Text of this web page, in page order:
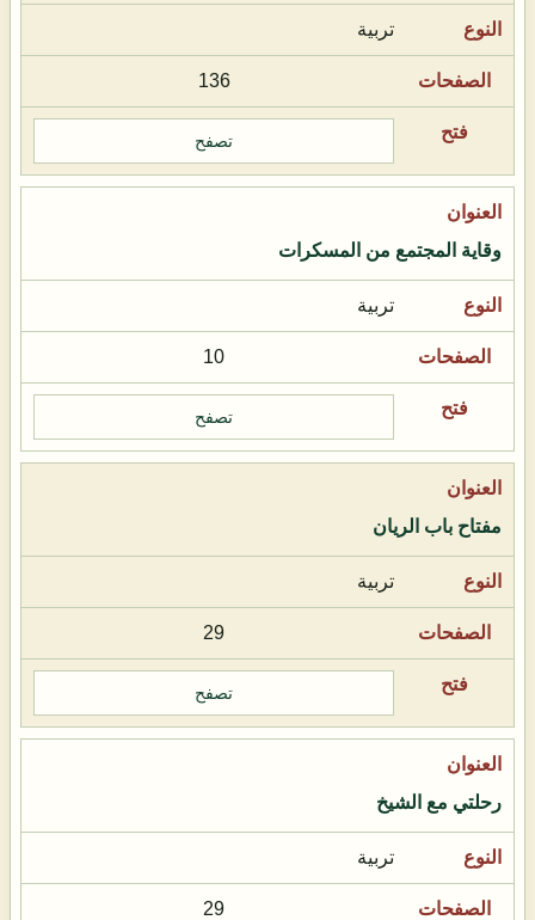
تربية
136
تصفح
وقاية المجتمع من المسكرات
تربية
10
تصفح
مفتاح باب الريان
تربية
29
تصفح
رحلتي مع الشيخ
تربية
29